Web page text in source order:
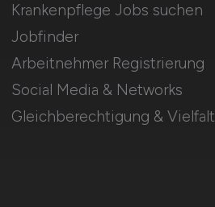
Krankenpflege Jobs suchen
Jobfinder
Arbeitnehmer Registrierung
Social Media & Networks
Gleichberechtigung & Vielfalt